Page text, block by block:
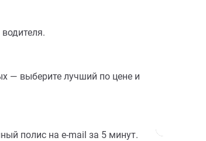
— выберите лучший по цене и
полис на e-mail за 5 минут.